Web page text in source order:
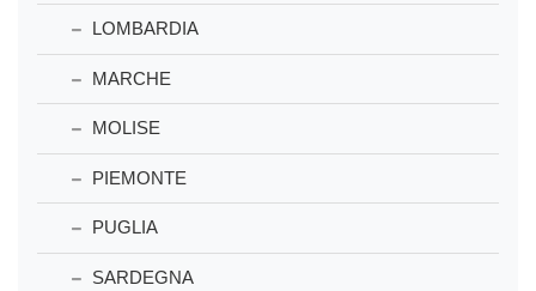
LOMBARDIA
MARCHE
MOLISE
PIEMONTE
PUGLIA
SARDEGNA